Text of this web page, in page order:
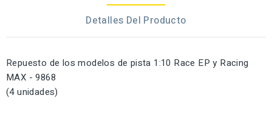
Detalles Del Producto
Repuesto de los modelos de pista 1:10 Race EP y Racing
MAX - 9868
(4 unidades)